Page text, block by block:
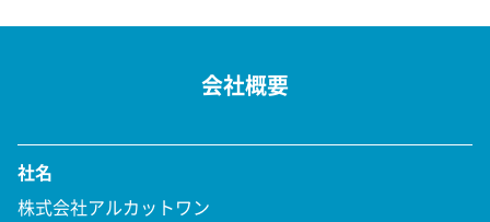
会社概要
社名
株式会社アルカットワン